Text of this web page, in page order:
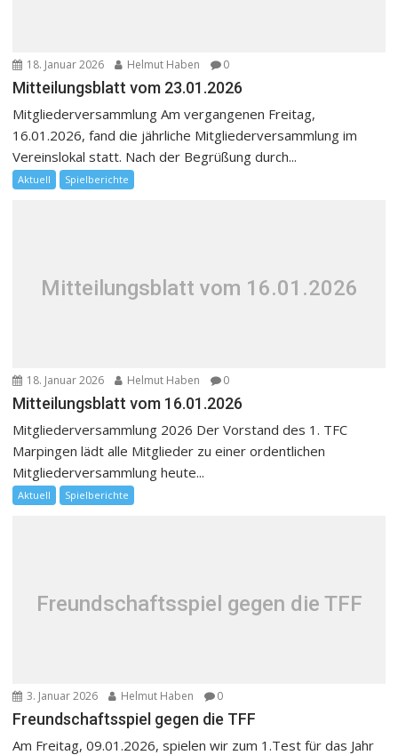
18. Januar 2026 Helmut Haben 0
Mitteilungsblatt vom 23.01.2026
Mitgliederversammlung Am vergangenen Freitag,
16.01.2026, fand die jährliche Mitgliederversammlung im
Vereinslokal statt. Nach der Begrüßung durch...
Aktuell Spielberichte
Mitteilungsblatt vom 16.01.2026
18. Januar 2026 Helmut Haben 0
Mitteilungsblatt vom 16.01.2026
Mitgliederversammlung 2026 Der Vorstand des 1. TFC
Marpingen lädt alle Mitglieder zu einer ordentlichen
Mitgliederversammlung heute...
Aktuell Spielberichte
Freundschaftsspiel gegen die TFF
3. Januar 2026 Helmut Haben 0
Freundschaftsspiel gegen die TFF
Am Freitag, 09.01.2026, spielen wir zum 1.Test für das Jahr